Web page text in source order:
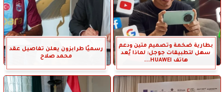
بطارية ضخمة وتصميم متين ودعم
سهل لتطبيقات جوجل: لماذا يُعد
هاتف HUAWEI...
رسميًا طرابزون يعلن تفاصيل عقد
محمد صلاح